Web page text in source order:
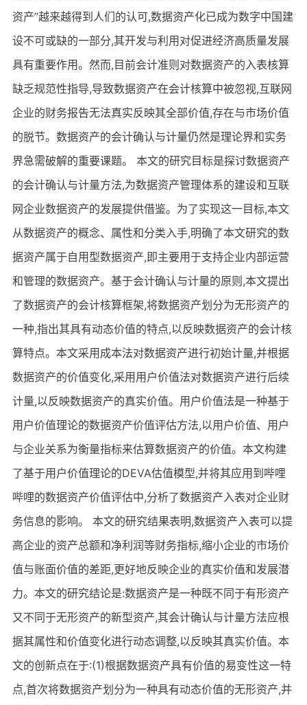
资产”越来越得到人们的认可,数据资产化已成为数字中国建
设不可或缺的一部分,其开发与利用对促进经济高质量发展
具有重要作用。然而,目前会计准则对数据资产的入表核算
缺乏规范性指导,导致数据资产在会计核算中被忽视,互联网
企业的财务报告无法真实反映其全部价值,存在与市场价值
的脱节。数据资产的会计确认与计量仍然是理论界和实务
界急需破解的重要课题。 本文的研究目标是探讨数据资产
的会计确认与计量方法,为数据资产管理体系的建设和互联
网企业数据资产的发展提供借鉴。为了实现这一目标,本文
从数据资产的概念、属性和分类入手,明确了本文研究的数
据资产属于自用型数据资产,即主要用于支持企业内部运营
和管理的数据资产。基于会计确认与计量的原则,本文提出
了数据资产的会计核算框架,将数据资产划分为无形资产的
一种,指出其具有动态价值的特点,以反映数据资产的会计核
算特点。本文采用成本法对数据资产进行初始计量,并根据
数据资产的价值变化,采用用户价值法对数据资产进行后续
计量,以反映数据资产的真实价值。用户价值法是一种基于
用户价值理论的数据资产价值评估方法,以用户价值、用户
与企业关系为衡量指标来估算数据资产的价值。本文构建
了基于用户价值理论的DEVA估值模型,并将其应用到哔哩
哔哩的数据资产价值评估中,分析了数据资产入表对企业财
务信息的影响。 本文的研究结果表明,数据资产入表可以提
高企业的资产总额和净利润等财务指标,缩小企业的市场价
值与账面价值的差距,更好地反映企业的真实价值和发展潜
力。本文的研究结论是:数据资产是一种既不同于有形资产
又不同于无形资产的新型资产,其会计确认与计量方法应根
据其属性和价值变化进行动态调整,以反映其真实价值。本
文的创新点在于:(1)根据数据资产具有价值的易变性这一特
点,首次将数据资产划分为一种具有动态价值的无形资产,并